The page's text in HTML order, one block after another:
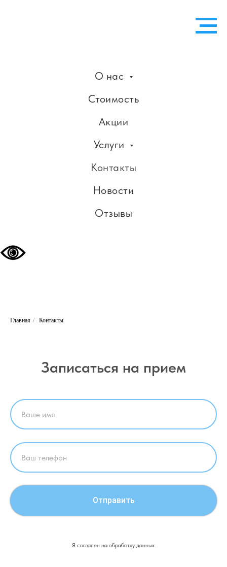
О нас
Стоимость
Акции
Услуги
Контакты
Новости
Отзывы
Главная / Контакты
Записаться на прием
Отправить
Я согласен на обработку данных.